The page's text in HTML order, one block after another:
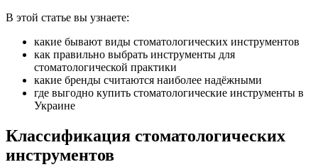
В этой статье вы узнаете:
какие бывают виды стоматологических инструментов
как правильно выбрать инструменты для
стоматологической практики
какие бренды считаются наиболее надёжными
где выгодно купить стоматологические инструменты в
Украине
Классификация стоматологических
инструментов